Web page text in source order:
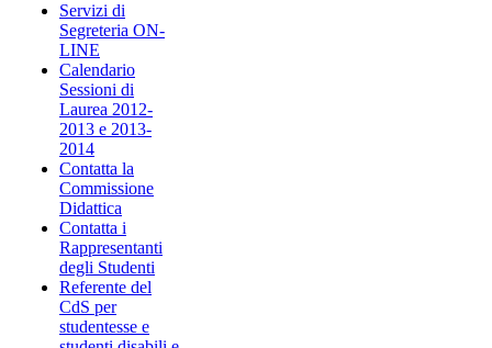
Servizi di
Segreteria ON-
LINE
Calendario
Sessioni di
Laurea 2012-
2013 e 2013-
2014
Contatta la
Commissione
Didattica
Contatta i
Rappresentanti
degli Studenti
Referente del
CdS per
studentesse e